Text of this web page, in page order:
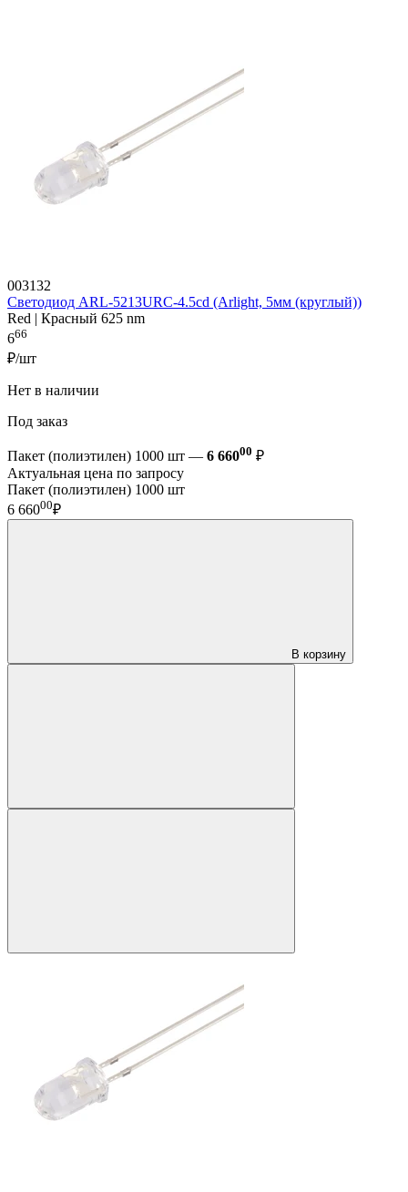
003132
Светодиод ARL-5213URC-4.5cd (Arlight, 5мм (круглый))
Red | Красный 625 nm
666
₽/шт
Нет в наличии
Под заказ
Пакет (полиэтилен) 1000 шт — 6 66000 ₽
Актуальная цена по запросу
Пакет (полиэтилен) 1000 шт
6 66000₽
В корзину